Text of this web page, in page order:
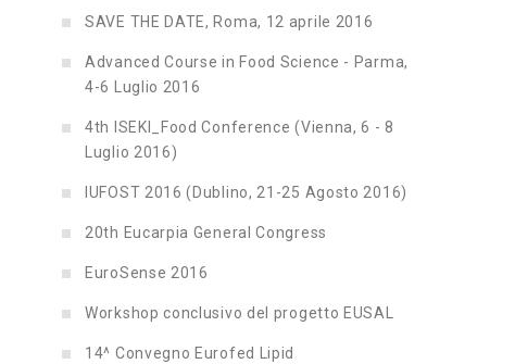
SAVE THE DATE, Roma, 12 aprile 2016
Advanced Course in Food Science - Parma,
4-6 Luglio 2016
4th ISEKI_Food Conference (Vienna, 6 - 8
Luglio 2016)
IUFOST 2016 (Dublino, 21-25 Agosto 2016)
20th Eucarpia General Congress
EuroSense 2016
Workshop conclusivo del progetto EUSAL
14^ Convegno Eurofed Lipid